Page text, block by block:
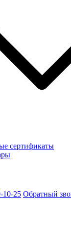
сертификаты
10-25 Обратный